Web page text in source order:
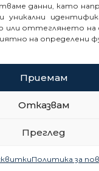
данни, като
уникални
или оттеглянето на
на определени
Приемам
Отказвам
Преглед
Политика за